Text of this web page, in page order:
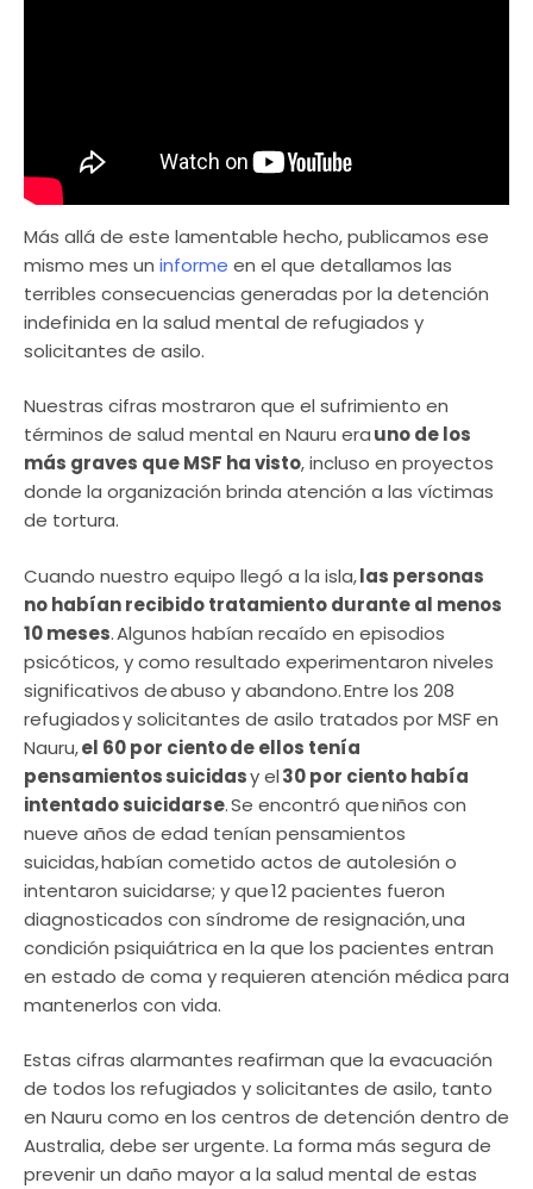
Más allá de este lamentable hecho, publicamos ese
mismo mes un informe en el que detallamos las
terribles consecuencias generadas por la detención
indefinida en la salud mental de refugiados y
solicitantes de asilo.
Nuestras cifras mostraron que el sufrimiento en
términos de salud mental en Nauru erauno de los
más graves que MSF ha visto, incluso en proyectos
donde la organización brinda atención a las víctimas
de tortura.
Cuando nuestro equipo llegó a la isla,las personas
no habían recibido tratamiento durante al menos
10 meses. Algunos habían recaído en episodios
psicóticos, y como resultado experimentaron niveles
significativos de abuso y abandono. Entre los 208
refugiados y solicitantes de asilo tratados por MSF en
Nauru,el 60 por ciento de ellos tenía
pensamientos suicidasy el30 por ciento había
intentado suicidarse. Se encontró que niños con
nueve años de edad tenían pensamientos
suicidas, habían cometido actos de autolesión o
intentaron suicidarse; y que 12 pacientes fueron
diagnosticados con síndrome de resignación, una
condición psiquiátrica en la que los pacientes entran
en estado de coma y requieren atención médica para
mantenerlos con vida.
Estas cifras alarmantes reafirman que la evacuación
de todos los refugiados y solicitantes de asilo, tanto
en Nauru como en los centros de detención dentro de
Australia, debe ser urgente. La forma más segura de
prevenir un daño mayor a la salud mental de estas